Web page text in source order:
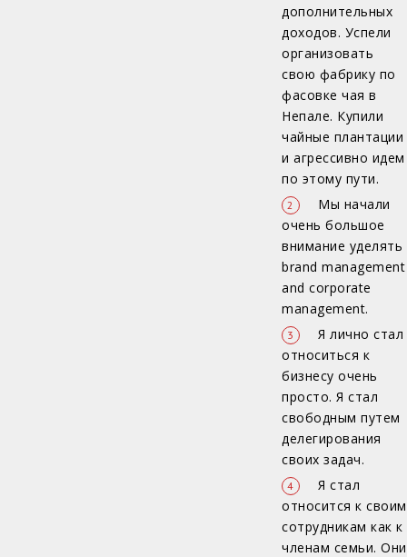
дополнительных
доходов. Успели
организовать
свою фабрику по
фасовке чая в
Непале. Купили
чайные плантации
и агрессивно идем
по этому пути.
Мы начали
очень большое
внимание уделять
brand management
and corporate
management.
Я лично стал
относиться к
бизнесу очень
просто. Я стал
свободным путем
делегирования
своих задач.
Я стал
относится к своим
сотрудникам как к
членам семьи. Они